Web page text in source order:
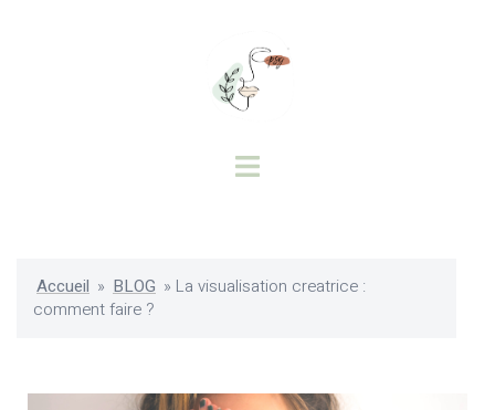
Accueil » BLOG » La visualisation creatrice :
comment faire ?